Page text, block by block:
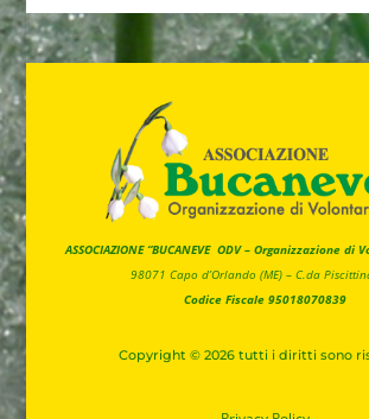
ASSOCIAZIONE “BUCANEVE ODV – Organizzazione di
98071 Capo d’Orlando (ME) – C.da
Codice Fiscale 95018070839
Copyright © 2026 tutti i diritti sono